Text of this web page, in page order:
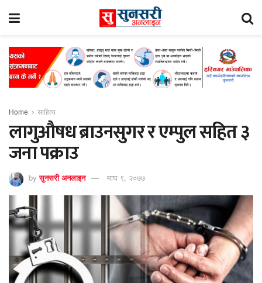
Home साहित्य
लागुऔषध ब्राउनसुगर र एम्पुल सहित ३
जना पक्राउ
by सुनसरी अनलाइन माघ ९, २०७७